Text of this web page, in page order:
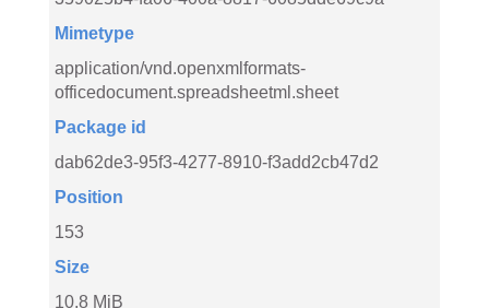
Mimetype
application/vnd.openxmlformats-
officedocument.spreadsheetml.sheet
Package id
dab62de3-95f3-4277-8910-f3add2cb47d2
Position
153
Size
10,8 MiB